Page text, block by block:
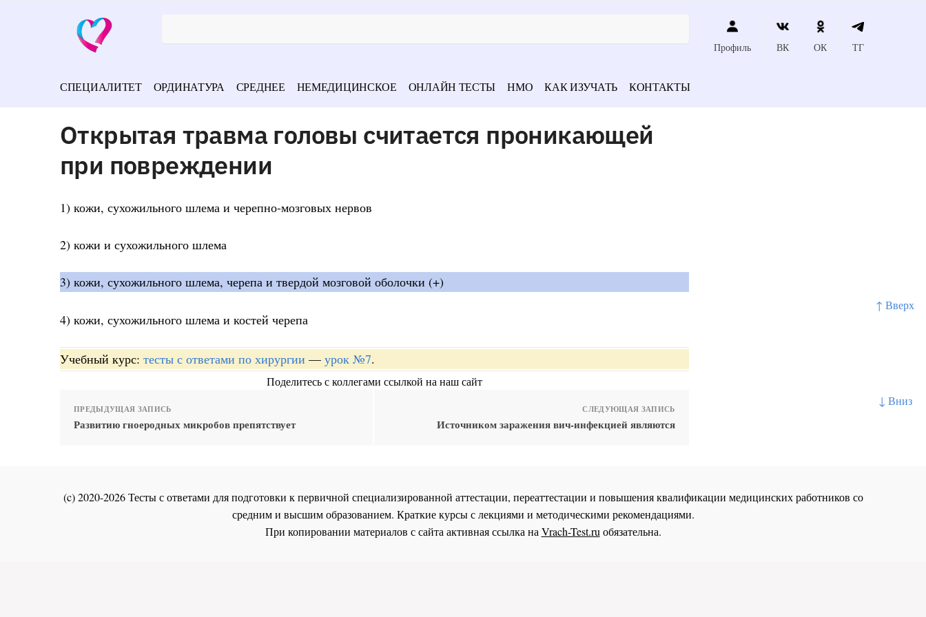
↑ Вверх
↓ Вниз
Профиль ВК ОК ТГ
СПЕЦИАЛИТЕТ ОРДИНАТУРА СРЕДНЕЕ НЕМЕДИЦИНСКОЕ ОНЛАЙН ТЕСТЫ НМО КАК ИЗУЧАТЬ КОНТАКТЫ
Открытая травма головы считается проникающей
при повреждении
1) кожи, сухожильного шлема и черепно-мозговых нервов
2) кожи и сухожильного шлема
3) кожи, сухожильного шлема, черепа и твердой мозговой оболочки (+)
4) кожи, сухожильного шлема и костей черепа
Учебный курс: тесты с ответами по хирургии — урок №7.
Поделитесь с коллегами ссылкой на наш сайт
ПРЕДЫДУЩАЯ ЗАПИСЬ
Развитию гноеродных микробов препятствует
СЛЕДУЮЩАЯ ЗАПИСЬ
Источником заражения вич-инфекцией являются
(c) 2020-2026 Тесты с ответами для подготовки к первичной специализированной аттестации, переаттестации и повышения квалификации медицинских работников со
средним и высшим образованием. Краткие курсы с лекциями и методическими рекомендациями.
При копировании материалов с сайта активная ссылка наVrach-Test.ruобязательна.